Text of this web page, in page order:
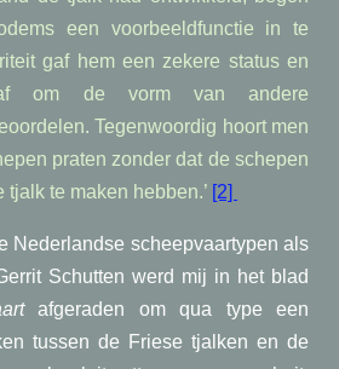
een voorbeeldfunctie in te
gaf hem een zekere status en
om de vorm van andere
Tegenwoordig hoort men
praten zonder dat de schepen
tjalk te maken hebben.’ [2]
Nederlandse scheepvaartypen als
Schutten werd mij in het blad
afgeraden om qua type een
tussen de Friese tjalken en de